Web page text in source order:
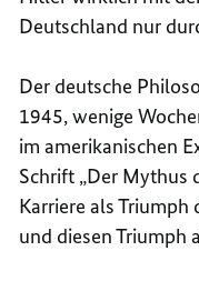
Deutschland nur
Der deutsche
1945, wenige
im amerikanischen
Schrift „Der Mythus
Karriere als
und diesen Triumph